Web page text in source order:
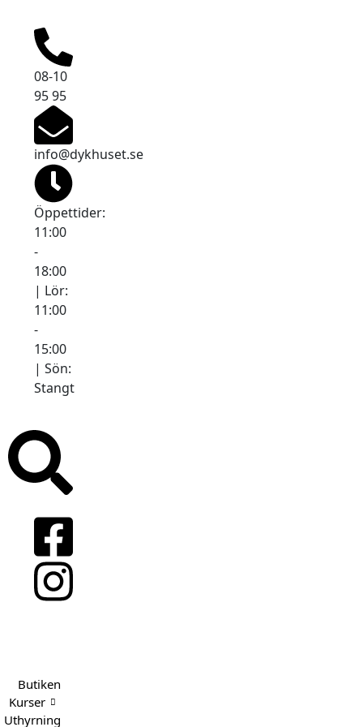
08-10
95 95
info@dykhuset.se
Öppettider:
11:00
-
18:00
| Lör:
11:00
-
15:00
| Sön:
Stangt
Butiken
Kurser
Uthyrning